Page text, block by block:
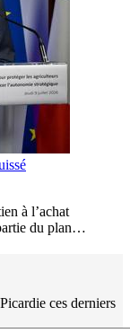
à l’achat
du plan…
ces derniers